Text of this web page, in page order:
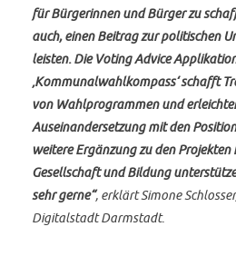
für Bürgerinnen und Bürger zu
auch, einen Beitrag zur politischen
leisten. Die Voting Advice
‚Kommunalwahlkompass‘ schafft
von Wahlprogrammen und
Auseinandersetzung mit den
weitere Ergänzung zu den Projekten
Gesellschaft und Bildung
sehr gerne“, erklärt Simone
Digitalstadt Darmstadt.